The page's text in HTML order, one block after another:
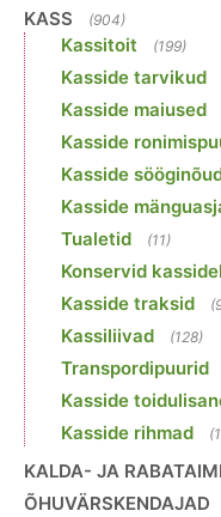
KASS (904)
Kassitoit (199)
Kasside tarvikud
Kasside maiused
Kasside
Kasside
Kasside
Tualetid (11)
Konservid
Kasside traksid
Kassiliivad (128)
Transpordipuurid
Kasside
Kasside rihmad
KALDA- JA
ÕHUVÄRSKENDAJAD